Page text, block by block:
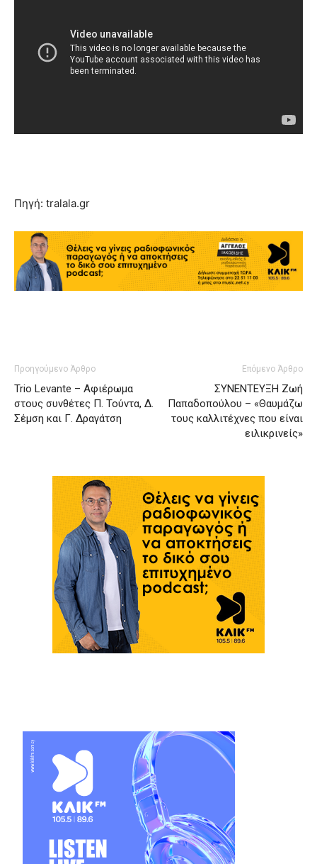
Πηγή: tralala.gr
Προηγούμενο Άρθρο
Trio Levante – Αφιέρωμα
στους συνθέτες Π. Τούντα, Δ.
Σέμση και Γ. Δραγάτση
Επόμενο Άρθρο
ΣΥΝΕΝΤΕΥΞΗ Ζωή
Παπαδοπούλου – «Θαυμάζω
τους καλλιτέχνες που είναι
ειλικρινείς»